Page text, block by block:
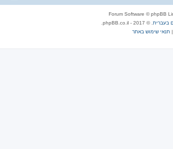
. © 2017 - phpBB.co.il.
|תנאי שימוש באתר